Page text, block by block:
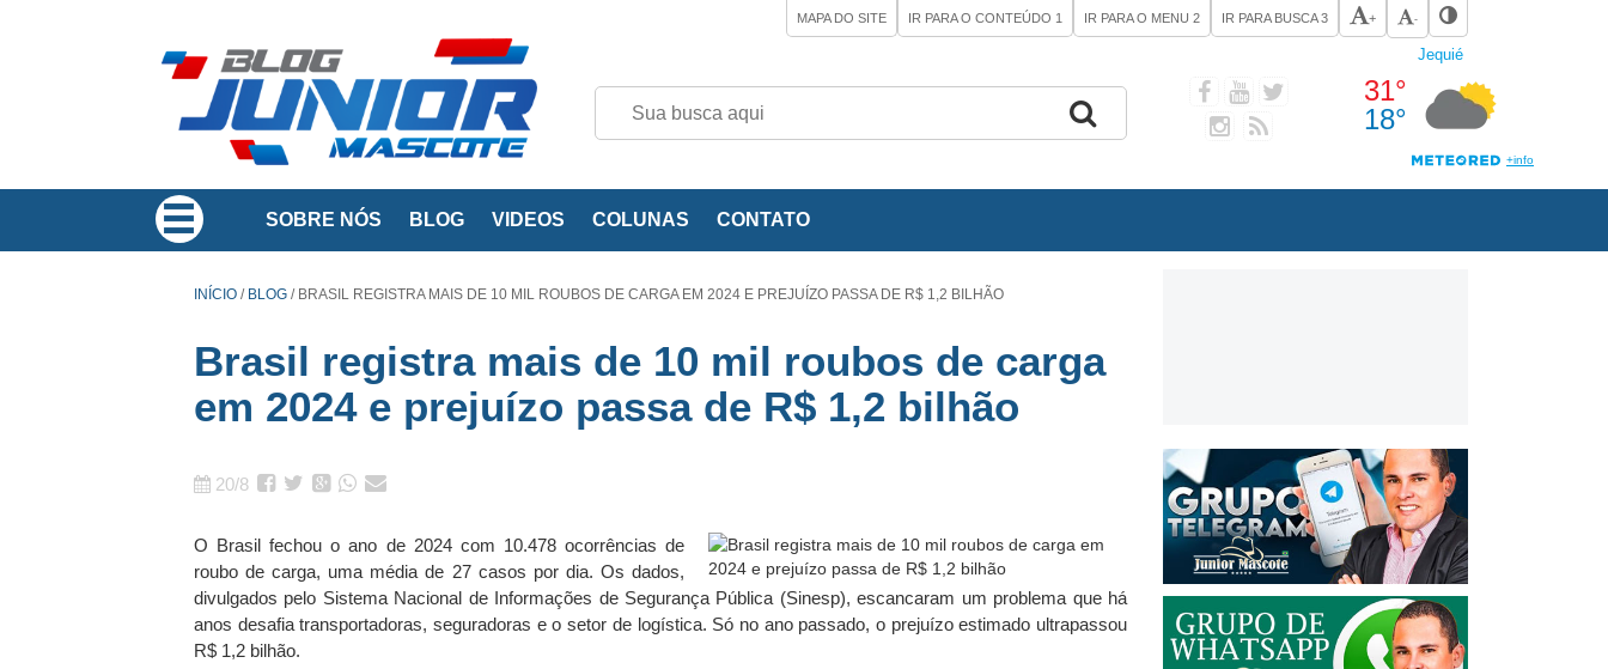
MAPA DO SITE IR PARA O CONTEÚDO 1 IR PARA O MENU 2 IR PARA BUSCA3 + -
SOBRE NÓS BLOG VIDEOS COLUNAS CONTATO
INÍCIO / BLOG /BRASIL REGISTRA MAIS DE 10 MIL ROUBOS DE CARGA EM 2024 E PREJUÍZO PASSA DE R$ 1,2 BILHÃO
Brasil registra mais de 10 mil roubos de carga
em 2024 e prejuízo passa de R$ 1,2 bilhão
20/8
O Brasil fechou o ano de 2024 com 10.478 ocorrências de
roubo de carga, uma média de 27 casos por dia. Os dados,
divulgados pelo Sistema Nacional de Informações de Segurança Pública (Sinesp), escancaram um problema que há
anos desafia transportadoras, seguradoras e o setor de logística. Só no ano passado, o prejuízo estimado ultrapassou
R$ 1,2 bilhão.